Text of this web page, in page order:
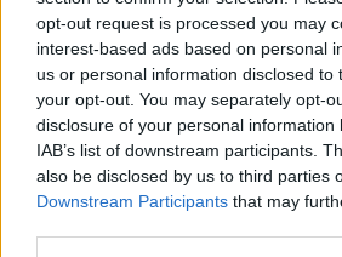
opt-out request is processed you may
interest-based ads based on personal
us or personal information disclosed to
your opt-out. You may separately opt-
disclosure of your personal information
IAB’s list of downstream participants.
also be disclosed by us to third parties
Downstream Participants that may
Műveltségi teszt: kitaláljátok
idéztünk?
Mennyire ismeritek a híres idézeteket és
Teszteljétek a tudásotokat ezzel a kvízzel.